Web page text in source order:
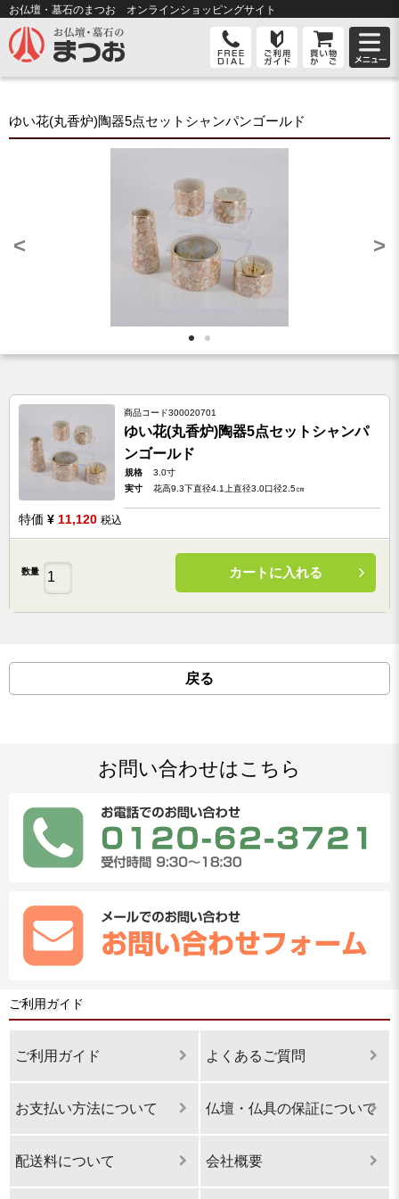
お仏壇・墓石のまつお オンラインショッピングサイト
ゆい花(丸香炉)陶器5点セットシャンパンゴールド
< >
商品コード300020701
ゆい花(丸香炉)陶器5点セットシャンパ
ンゴールド
規格
3.0寸
実寸
花高9.3下直径4.1上直径3.0口径2.5㎝
特価 ¥ 11,120 税込
数量 カートに入れる
戻る
お問い合わせはこちら
ご利用ガイド
ご利用ガイド よくあるご質問
お支払い方法について 仏壇・仏具の保証について
配送料について 会社概要